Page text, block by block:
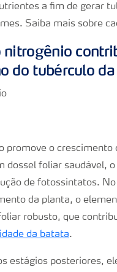
a fim de gerar
Saiba mais sobre
nitrogênio
do tubérculo
promove o crescimento
dossel foliar saudável, o
de fotossintatos.
da planta, o
robusto, que
da batata.
estágios posteriores,